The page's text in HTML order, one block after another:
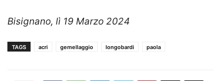
Bisignano, lì 19 Marzo 2024
TAGS acri gemellaggio longobardi paola